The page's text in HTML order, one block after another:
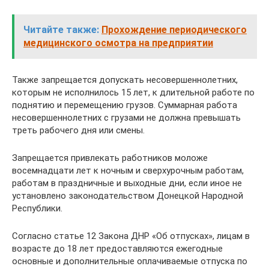
Читайте также: Прохождение периодического
медицинского осмотра на предприятии
Также запрещается допускать несовершеннолетних,
которым не исполнилось 15 лет, к длительной работе по
поднятию и перемещению грузов. Суммарная работа
несовершеннолетних с грузами не должна превышать
треть рабочего дня или смены.
Запрещается привлекать работников моложе
восемнадцати лет к ночным и сверхурочным работам,
работам в праздничные и выходные дни, если иное не
установлено законодательством Донецкой Народной
Республики.
Согласно статье 12 Закона ДНР «Об отпусках», лицам в
возрасте до 18 лет предоставляются ежегодные
основные и дополнительные оплачиваемые отпуска по